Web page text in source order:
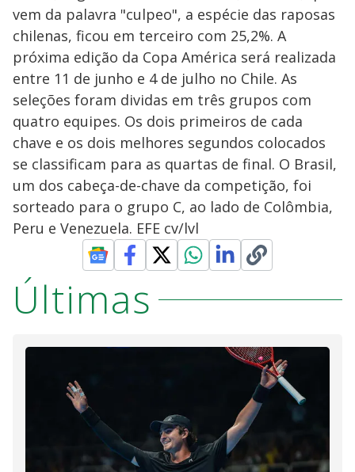
vem da palavra "culpeo", a espécie das raposas
chilenas, ficou em terceiro com 25,2%. A
próxima edição da Copa América será realizada
entre 11 de junho e 4 de julho no Chile. As
seleções foram dividas em três grupos com
quatro equipes. Os dois primeiros de cada
chave e os dois melhores segundos colocados
se classificam para as quartas de final. O Brasil,
um dos cabeça-de-chave da competição, foi
sorteado para o grupo C, ao lado de Colômbia,
Peru e Venezuela. EFE cv/lvl
Últimas